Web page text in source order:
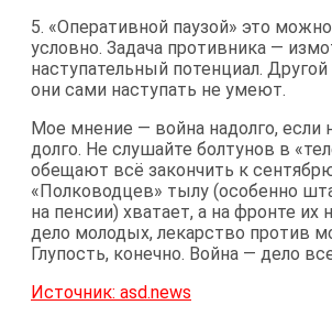
5. «Оперативной паузой» это
условно. Задача противника —
наступательный потенциал. Другой
они сами наступать не умеют.
Мое мнение — война надолго, если
долго. Не слушайте болтунов в
обещают всё закончить к
«Полководцев» тылу (особенно
на пенсии) хватает, а на фронте их
дело молодых, лекарство против
Глупость, конечно. Война — дело
Источник: asd.news